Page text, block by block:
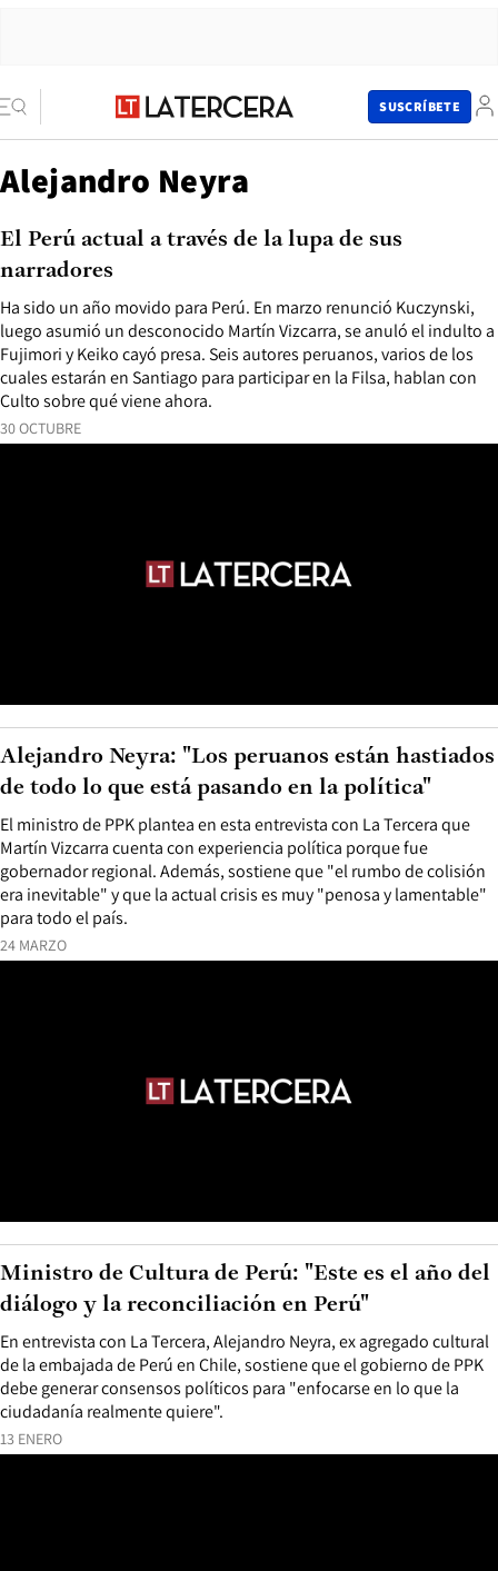
SUSCRÍBETE
Alejandro Neyra
30 OCTUBRE
Ha sido un año movido para Perú. En marzo renunció Kuczynski,
luego asumió un desconocido Martín Vizcarra, se anuló el indulto a
Fujimori y Keiko cayó presa. Seis autores peruanos, varios de los
cuales estarán en Santiago para participar en la Filsa, hablan con
Culto sobre qué viene ahora.
El Perú actual a través de la lupa de sus
narradores
24 MARZO
El ministro de PPK plantea en esta entrevista con La Tercera que
Martín Vizcarra cuenta con experiencia política porque fue
gobernador regional. Además, sostiene que "el rumbo de colisión
era inevitable" y que la actual crisis es muy "penosa y lamentable"
para todo el país.
Alejandro Neyra: "Los peruanos están hastiados
de todo lo que está pasando en la política"
13 ENERO
En entrevista con La Tercera, Alejandro Neyra, ex agregado cultural
de la embajada de Perú en Chile, sostiene que el gobierno de PPK
debe generar consensos políticos para "enfocarse en lo que la
ciudadanía realmente quiere".
Ministro de Cultura de Perú: "Este es el año del
diálogo y la reconciliación en Perú"